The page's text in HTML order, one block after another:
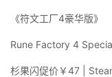
《符文工厂4豪华版》
Rune Factory 4
杉果闪促价￥47 |